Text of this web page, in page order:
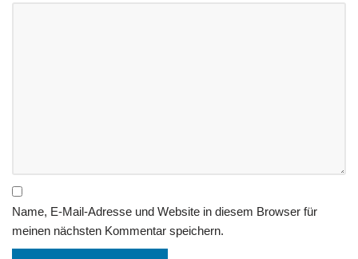
Name, E-Mail-Adresse und Website in diesem Browser für
meinen nächsten Kommentar speichern.